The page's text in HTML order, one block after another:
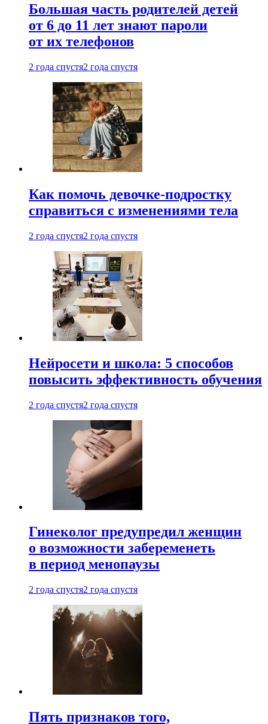
Большая часть родителей детей
от 6 до 11 лет знают пароли
от их телефонов
2 года спустя2 года спустя
Как помочь девочке-подростку
справиться с изменениями тела
2 года спустя2 года спустя
Нейросети и школа: 5 способов
повысить эффективность обучения
2 года спустя2 года спустя
Гинеколог предупредил женщин
о возможности забеременеть
в период менопаузы
2 года спустя2 года спустя
Пять признаков того,